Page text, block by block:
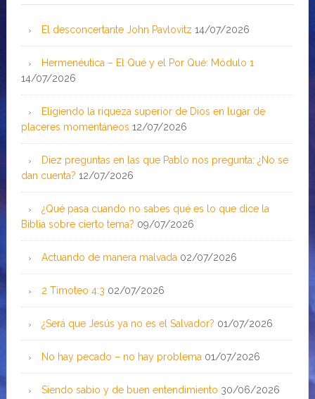
El desconcertante John Pavlovitz 14/07/2026
Hermenéutica – El Qué y el Por Qué: Módulo 1
14/07/2026
Eligiendo la riqueza superior de Dios en lugar de
placeres momentáneos 12/07/2026
Diez preguntas en las que Pablo nos pregunta: ¿No se
dan cuenta? 12/07/2026
¿Qué pasa cuando no sabes qué es lo que dice la
Biblia sobre cierto tema? 09/07/2026
Actuando de manera malvada 02/07/2026
2 Timoteo 4:3 02/07/2026
¿Será que Jesús ya no es el Salvador? 01/07/2026
No hay pecado – no hay problema 01/07/2026
Siendo sabio y de buen entendimiento 30/06/2026